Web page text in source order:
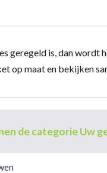
geregeld is, dan wordt
op maat en bekijken
de categorie Uw